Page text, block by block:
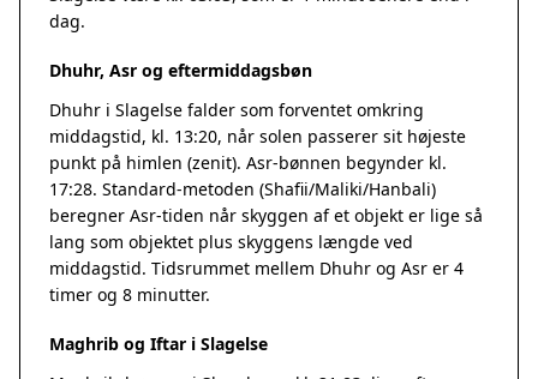
dag.
Dhuhr, Asr og eftermiddagsbøn
Dhuhr i Slagelse falder som forventet omkring
middagstid, kl. 13:20, når solen passerer sit højeste
punkt på himlen (zenit). Asr-bønnen begynder kl.
17:28. Standard-metoden (Shafii/Maliki/Hanbali)
beregner Asr-tiden når skyggen af et objekt er lige så
lang som objektet plus skyggens længde ved
middagstid. Tidsrummet mellem Dhuhr og Asr er 4
timer og 8 minutter.
Maghrib og Iftar i Slagelse